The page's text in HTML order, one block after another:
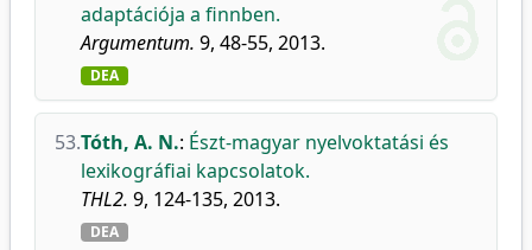
adaptációja a finnben.
Argumentum. 9, 48-55, 2013.
DEA
53.Tóth, A. N.: Észt-magyar nyelvoktatási és
lexikográfiai kapcsolatok.
THL2. 9, 124-135, 2013.
DEA